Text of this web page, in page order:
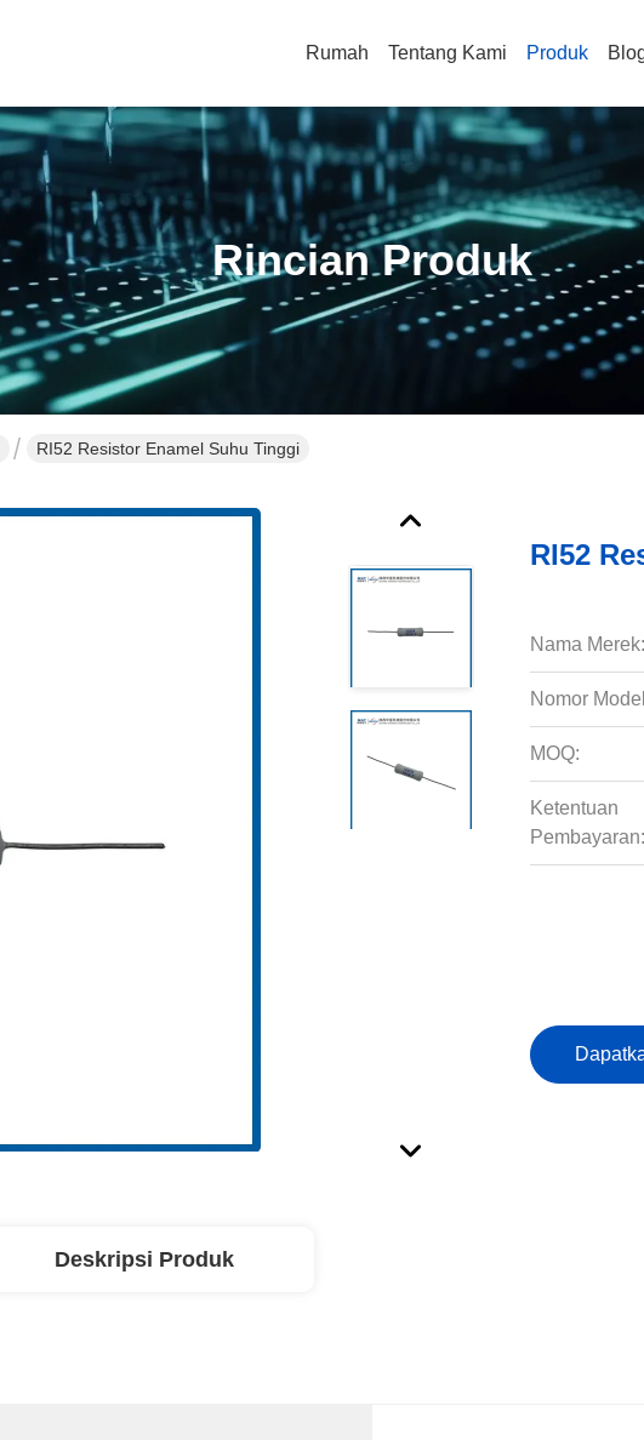
Rumah Tentang Kami Produk
Rincian Produk
RI52 Resistor Enamel Suhu Tinggi
RI52
Nama Merek:
Nomor
MOQ:
Ketentuan
Pembayaran:
Deskripsi Produk